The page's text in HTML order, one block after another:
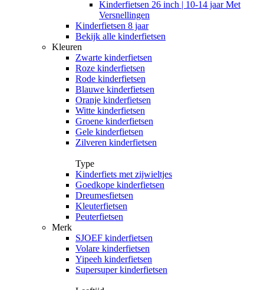
Kinderfietsen 26 inch | 10-14 jaar Met
Versnellingen
Kinderfietsen 8 jaar
Bekijk alle kinderfietsen
Kleuren
Zwarte kinderfietsen
Roze kinderfietsen
Rode kinderfietsen
Blauwe kinderfietsen
Oranje kinderfietsen
Witte kinderfietsen
Groene kinderfietsen
Gele kinderfietsen
Zilveren kinderfietsen
Type
Kinderfiets met zijwieltjes
Goedkope kinderfietsen
Dreumesfietsen
Kleuterfietsen
Peuterfietsen
Merk
SJOEF kinderfietsen
Volare kinderfietsen
Yipeeh kinderfietsen
Supersuper kinderfietsen